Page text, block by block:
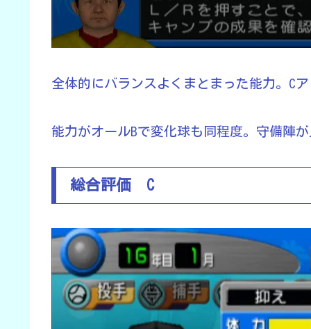
全体的にバランスよくまとまった能力。C
能力がオールBで変化球も同程度。守備陣
総合評価 C